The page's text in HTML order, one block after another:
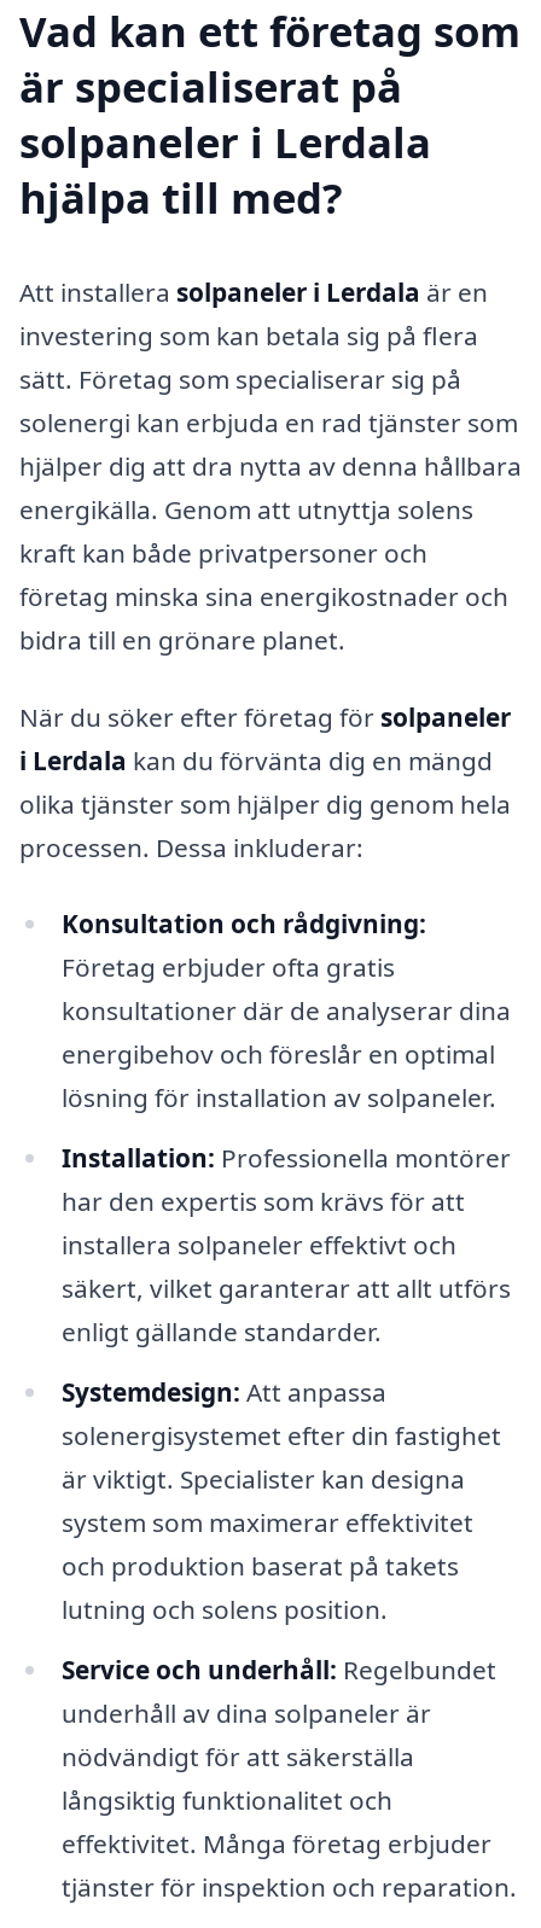
Vad kan ett företag som
är specialiserat på
solpaneler i Lerdala
hjälpa till med?
Att installera solpaneler i Lerdala är en
investering som kan betala sig på flera
sätt. Företag som specialiserar sig på
solenergi kan erbjuda en rad tjänster som
hjälper dig att dra nytta av denna hållbara
energikälla. Genom att utnyttja solens
kraft kan både privatpersoner och
företag minska sina energikostnader och
bidra till en grönare planet.
När du söker efter företag för solpaneler
i Lerdala kan du förvänta dig en mängd
olika tjänster som hjälper dig genom hela
processen. Dessa inkluderar:
Konsultation och rådgivning:
Företag erbjuder ofta gratis
konsultationer där de analyserar dina
energibehov och föreslår en optimal
lösning för installation av solpaneler.
Installation: Professionella montörer
har den expertis som krävs för att
installera solpaneler effektivt och
säkert, vilket garanterar att allt utförs
enligt gällande standarder.
Systemdesign: Att anpassa
solenergisystemet efter din fastighet
är viktigt. Specialister kan designa
system som maximerar effektivitet
och produktion baserat på takets
lutning och solens position.
Service och underhåll: Regelbundet
underhåll av dina solpaneler är
nödvändigt för att säkerställa
långsiktig funktionalitet och
effektivitet. Många företag erbjuder
tjänster för inspektion och reparation.